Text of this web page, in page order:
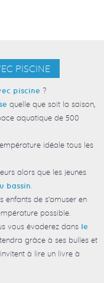
PISCINE
piscine ?
quelle que soit la saison,
aquatique de 500
idéale tous les
alors que les jeunes
bassin.
enfants de s’amuser en
possible.
vous évaderez dans le
grâce à ses bulles et
à lire un livre à